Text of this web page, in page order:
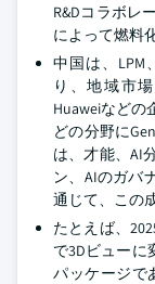
R&Dコラボレ
によって燃料
中国は、LPM
り、地域市
Huaweiなどの
どの分野に
は、才能、AI
ン、AIのガバ
通じて、この
たとえば、
で3Dビューに
パッケージで